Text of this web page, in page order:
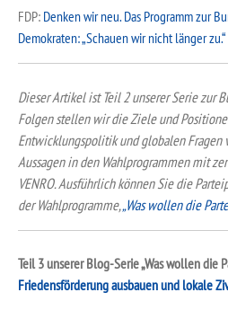
FDP: Denken wir neu. Das Programm zur
Demokraten: „Schauen wir nicht länger zu.“
Dieser Artikel ist Teil 2 unserer Serie zur
Folgen stellen wir die Ziele und
Entwicklungspolitik und globalen Fragen
Aussagen in den Wahlprogrammen mit
VENRO. Ausführlich können Sie die
der Wahlprogramme,„Was wollen die
Teil 3 unserer Blog-Serie „Was wollen die
Friedensförderung ausbauen und lokale